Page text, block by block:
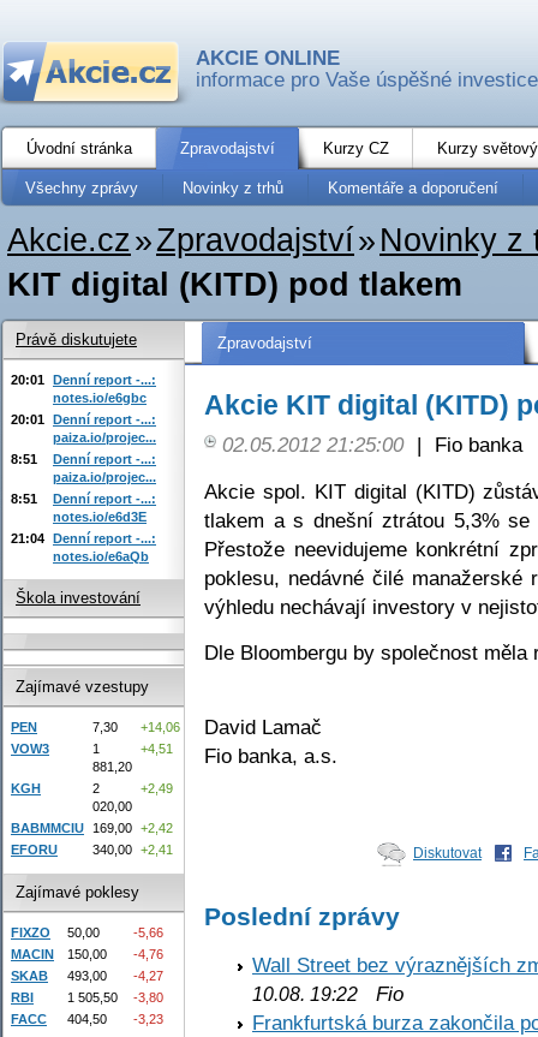
AKCIE ONLINE
informace pro Vaše úspěšné investice
Úvodní stránka Zpravodajství Kurzy CZ Kurzy
Všechny zprávy Novinky z trhů Komentáře a doporučení
Akcie.cz»Zpravodajství» Novinky z
KIT digital (KITD) pod tlakem
Zpravodajství
Akcie KIT digital (KITD)
02.05.2012 21:25:00 |
Fio banka
Akcie spol. KIT digital (KITD)
tlakem a s dnešní ztrátou 5,3%
Přestože neevidujeme konkrétní
poklesu, nedávné čilé
výhledu nechávají investory v
Dle Bloombergu by společnost
David Lamač
Fio banka, a.s.
Diskutovat
Poslední zprávy
Wall Street bez výraznějších
10.08. 19:22 Fio
Frankfurtská burza zakončila
Právě diskutujete
20:01 Denní report -...:
notes.io/e6gbc
20:01 Denní report -...:
paiza.io/projec...
8:51
Denní report -...:
paiza.io/projec...
8:51
Denní report -...:
notes.io/e6d3E
21:04 Denní report -...:
notes.io/e6aQb
Škola investování
Zajímavé vzestupy
PEN 7,30
+14,06
VOW3
1
881,20
+4,51
KGH
2
020,00
+2,49
BABMMCIU 169,00 +2,42
EFORU
340,00 +2,41
Zajímavé poklesy
FIXZO 50,00
-5,66
MACIN
150,00
-4,76
SKAB
493,00
-4,27
RBI
1 505,50
-3,80
FACC
404,50 -3,23